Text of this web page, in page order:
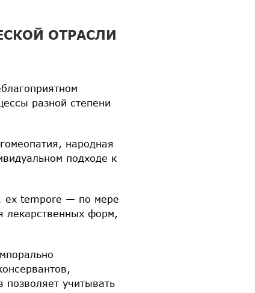
ОТРАСЛИ
разной степени
народная
подходе к
еx tempore — по мере
лекарственных форм,
позволяет учитывать